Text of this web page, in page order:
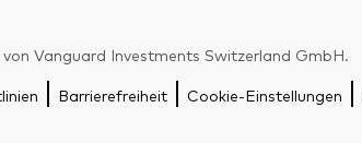
Vanguard Investments Switzerland GmbH.
Barrierefreiheit Cookie-Einstellungen